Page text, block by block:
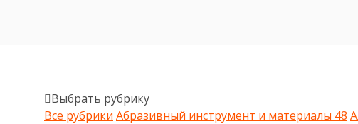
Выбрать рубрику
Все рубрики Абразивный инструмент и материалы 48